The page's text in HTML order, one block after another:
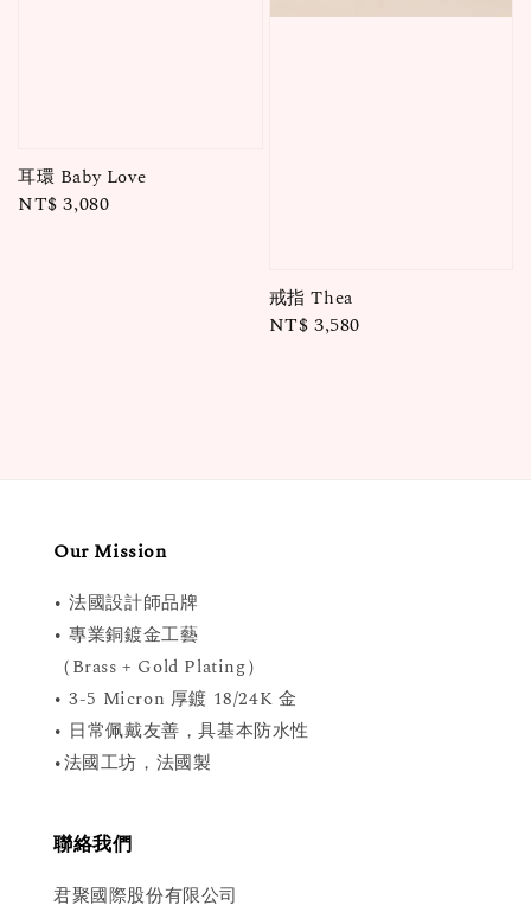
耳環 Baby Love
Regular
NT$ 3,080
戒指 Thea
Regular
NT$ 3,580
Our Mission
• 法國設計師品牌
• 專業銅鍍金工藝
（Brass + Gold Plating）
• 3-5 Micron 厚鍍 18/24K 金
• 日常佩戴友善，具基本防水性
•法國工坊，法國製
聯絡我們
君聚國際股份有限公司